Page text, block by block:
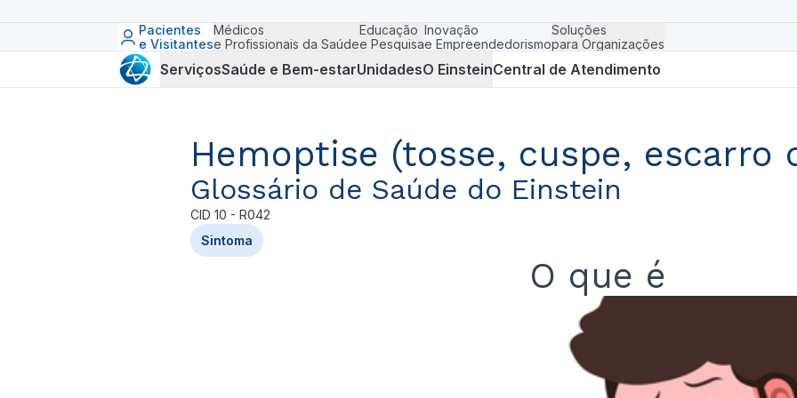
Pacientes
e Visitantes
Médicos
e Profissionais da Saúde
Educação
e Pesquisa
Inovação
e Empreendedorismo
Soluções
para Organizações
ServiçosSaúde e Bem-estarUnidadesO EinsteinCentral de Atendimento
Hemoptise (tosse, cuspe, escarro
Glossário de Saúde do Einstein
CID 10 - R042
Sintoma
O que é